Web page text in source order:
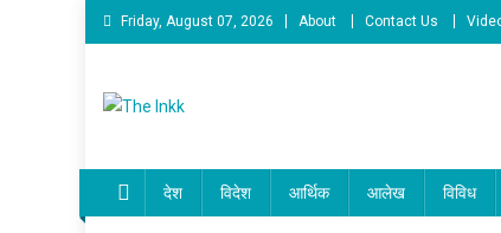
Skip
to
Friday, August 07, 2026 About Contact Us
देश विदेश आर्थिक आलेख विविध